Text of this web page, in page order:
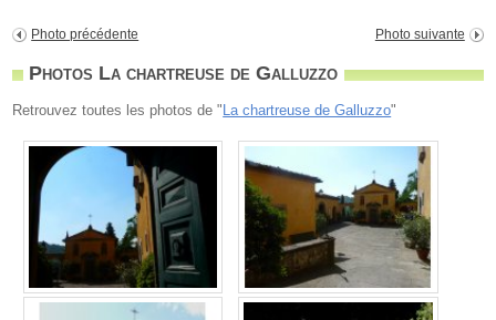
Photo précédente Photo suivante
Photos La chartreuse de Galluzzo
Retrouvez toutes les photos de " La chartreuse de Galluzzo"